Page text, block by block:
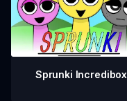
Sprunki Incredibox